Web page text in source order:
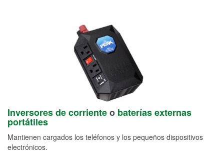
Inversores de corrienteo baterías externas
portátiles
Mantienen cargados los teléfonos y los pequeños dispositivos
electrónicos.